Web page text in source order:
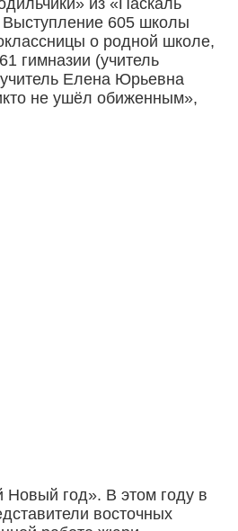
из «Паскаль
Выступление 605 школы
о родной школе,
гимназии (учитель
Елена Юрьевна
не ушёл обиженным»,
год». В этом году в
восточных